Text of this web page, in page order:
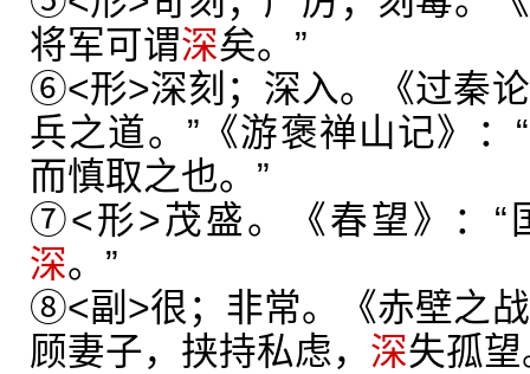
将军可谓深矣。”
⑥<形>深刻；深入。《过秦论
兵之道。”《游褒禅山记》
而慎取之也。”
⑦<形>茂盛。《春望》：“
深。”
⑧<副>很；非常。《赤壁之
顾妻子，挟持私虑， 深失孤望